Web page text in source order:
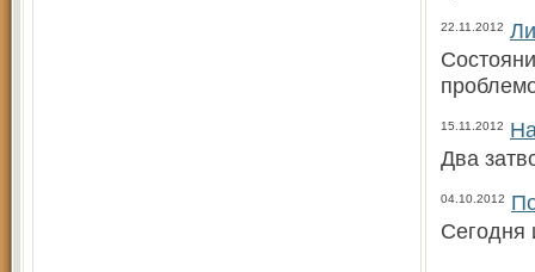
22.11.2012
15.11.2012
Два
04.10.2012
Сегодня